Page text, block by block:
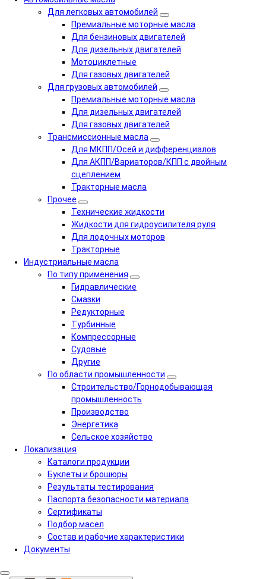
Для легковых автомобилей
Премиальные моторные масла
Для бензиновых двигателей
Для дизельных двигателей
Мотоциклетные
Для газовых двигателей
Для грузовых автомобилей
Премиальные моторные масла
Для дизельных двигателей
Для газовых двигателей
Трансмиссионные масла
Для МКПП/Осей и дифференциалов
Для АКПП/Вариаторов/КПП с двойным
сцеплением
Тракторные масла
Прочее
Технические жидкости
Жидкости для гидроусилителя руля
Для лодочных моторов
Тракторные
Индустриальные масла
По типу применения
Гидравлические
Cмазки
Редукторные
Турбинные
Компрессорные
Судовые
Другие
По области промышленности
Строительство/Горнодобывающая
промышленность
Производство
Энергетика
Сельское хозяйство
Локализация
Каталоги продукции
Буклеты и брошюры
Результаты тестирования
Паспорта безопасности материала
Сертификаты
Подбор масел
Состав и рабочие характеристики
Документы